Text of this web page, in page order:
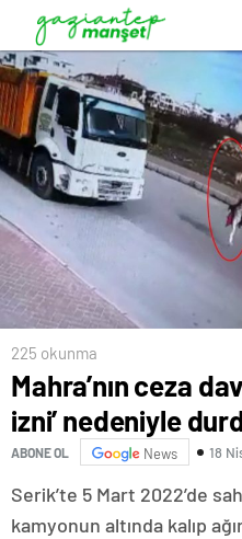
225 okunma
Mahra’nın ceza
izni’ nedeniyle
ABONE OL News 18
Serik’te 5 Mart 2022’de
kamyonun altında kalıp